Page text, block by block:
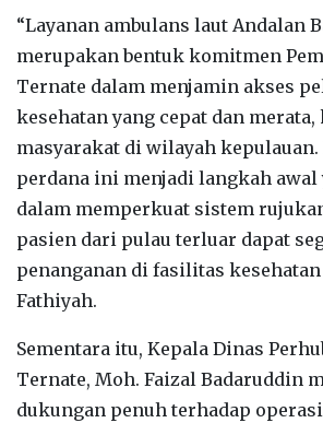
“Layanan ambulans laut Andalan
merupakan bentuk komitmen
Ternate dalam menjamin akses
kesehatan yang cepat dan
masyarakat di wilayah kepulauan.
perdana ini menjadi langkah
dalam memperkuat sistem
pasien dari pulau terluar dapat
penanganan di fasilitas
Fathiyah.
Sementara itu, Kepala Dinas
Ternate, Moh. Faizal Badaruddin
dukungan penuh terhadap